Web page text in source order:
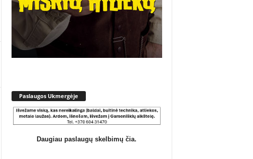
Paslaugos Ukmergėje
Daugiau paslaugų skelbimų čia.